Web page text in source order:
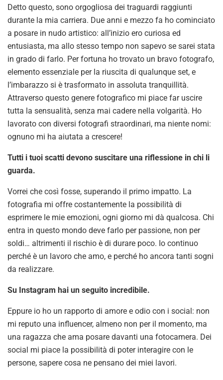
Detto questo, sono orgogliosa dei traguardi raggiunti
durante la mia carriera. Due anni e mezzo fa ho cominciato
a posare in nudo artistico: all’inizio ero curiosa ed
entusiasta, ma allo stesso tempo non sapevo se sarei stata
in grado di farlo. Per fortuna ho trovato un bravo fotografo,
elemento essenziale per la riuscita di qualunque set, e
l’imbarazzo si è trasformato in assoluta tranquillità.
Attraverso questo genere fotografico mi piace far uscire
tutta la sensualità, senza mai cadere nella volgarità. Ho
lavorato con diversi fotografi straordinari, ma niente nomi:
ognuno mi ha aiutata a crescere!
Tutti i tuoi scatti devono suscitare una riflessione in chi li
guarda.
Vorrei che così fosse, superando il primo impatto. La
fotografia mi offre costantemente la possibilità di
esprimere le mie emozioni, ogni giorno mi dà qualcosa. Chi
entra in questo mondo deve farlo per passione, non per
soldi… altrimenti il rischio è di durare poco. Io continuo
perché è un lavoro che amo, e perché ho ancora tanti sogni
da realizzare.
Su Instagram hai un seguito incredibile.
Eppure io ho un rapporto di amore e odio con i social: non
mi reputo una influencer, almeno non per il momento, ma
una ragazza che ama posare davanti una fotocamera. Dei
social mi piace la possibilità di poter interagire con le
persone, sapere cosa ne pensano dei miei lavori.